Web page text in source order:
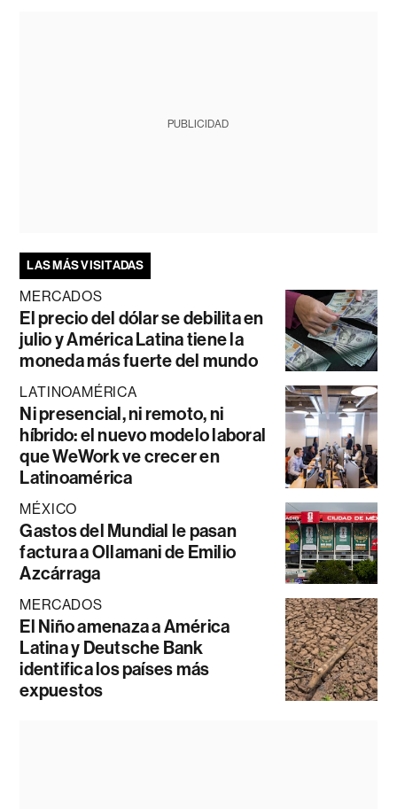
PUBLICIDAD
LAS MÁS VISITADAS
MERCADOS
El precio del dólar se debilita en
julio y América Latina tiene la
moneda más fuerte del mundo
LATINOAMÉRICA
Ni presencial, ni remoto, ni
híbrido: el nuevo modelo laboral
que WeWork ve crecer en
Latinoamérica
MÉXICO
Gastos del Mundial le pasan
factura a Ollamani de Emilio
Azcárraga
MERCADOS
El Niño amenaza a América
Latina y Deutsche Bank
identifica los países más
expuestos